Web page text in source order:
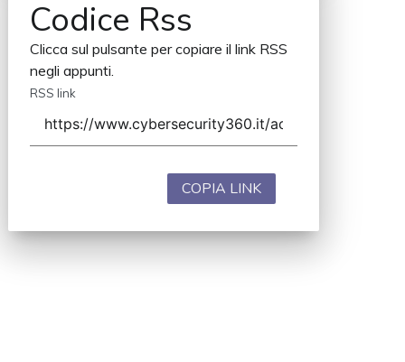
Codice Rss
Clicca sul pulsante per copiare il link RSS
negli appunti.
RSS link
COPIA LINK